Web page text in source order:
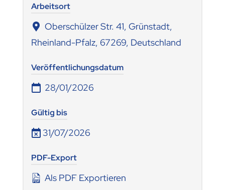
Arbeitsort
Oberschülzer Str. 41, Grünstadt,
Rheinland-Pfalz, 67269, Deutschland
Veröffentlichungsdatum
28/01/2026
Gültig bis
31/07/2026
PDF-Export
Als PDF Exportieren